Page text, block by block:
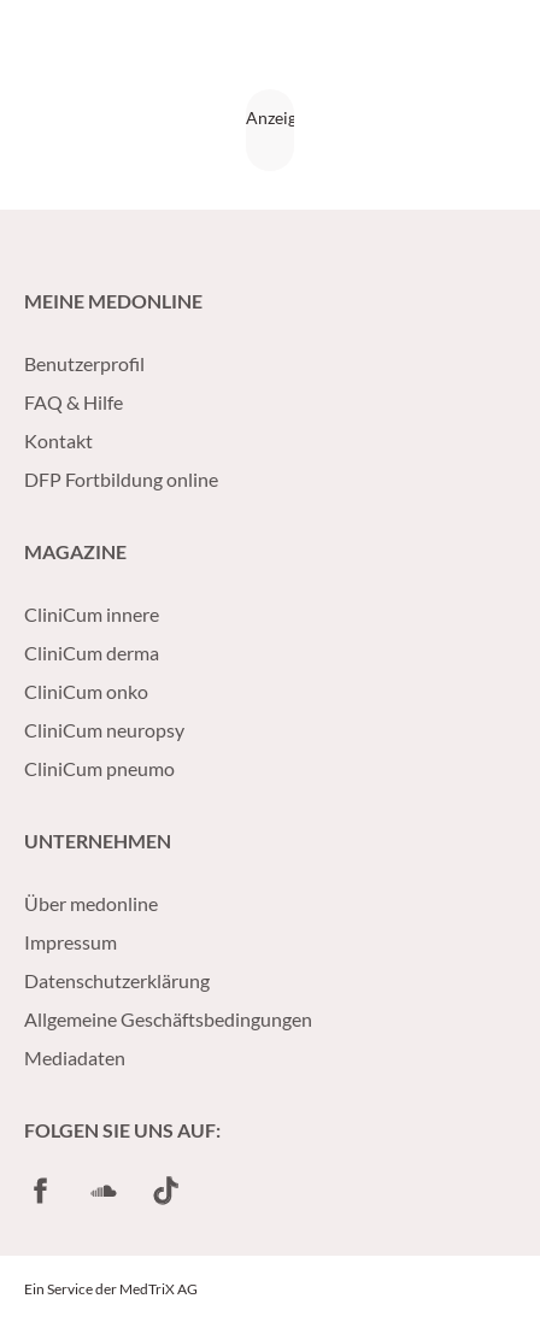
MEINE MEDONLINE
Benutzerprofil
FAQ & Hilfe
Kontakt
DFP Fortbildung online
MAGAZINE
CliniCum innere
CliniCum derma
CliniCum onko
CliniCum neuropsy
CliniCum pneumo
UNTERNEHMEN
Über medonline
Impressum
Datenschutzerklärung
Allgemeine Geschäftsbedingungen
Mediadaten
FOLGEN SIE UNS AUF:
FacebookSoundCloud
TikTok
Ein Service der MedTriX AG